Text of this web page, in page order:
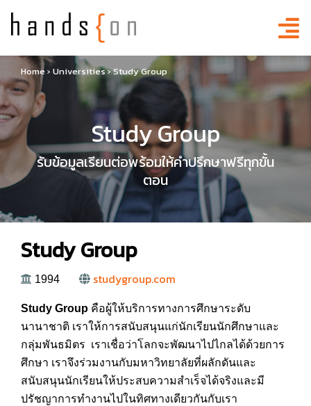
Home› Universities›Study Group
Study Group
รับข้อมูลเรียนต่อพร้อมให้คำปรึกษาฟรีทุกขั้น
ตอน
Study Group
1994 studygroup.com
Study Group คือผู้ให้บริการทางการศึกษาระดับ
นานาชาติ เราให้การสนับสนุนแก่นักเรียนนักศึกษาและ
กลุ่มพันธมิตร เราเชื่อว่าโลกจะพัฒนาไปไกลได้ด้วยการ
ศึกษา เราจึงร่วมงานกับมหาวิทยาลัยที่ผลักดันและ
สนับสนุนนักเรียนให้ประสบความสำเร็จได้จริงและมี
ปรัชญาการทำงานไปในทิศทางเดียวกันกับเรา